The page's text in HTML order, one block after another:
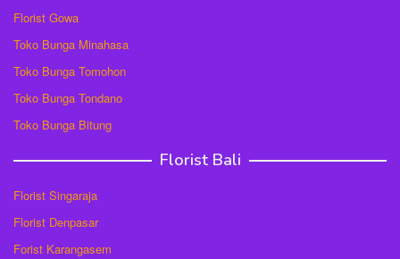
Florist Gowa
Toko Bunga Minahasa
Toko Bunga Tomohon
Toko Bunga Tondano
Toko Bunga Bitung
Florist Bali
Florist Singaraja
Florist Denpasar
Forist Karangasem